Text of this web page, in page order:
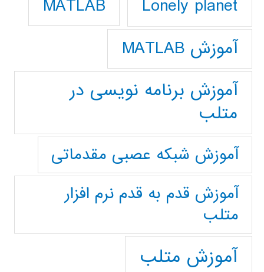
Lonely planet
MATLAB
آموزش MATLAB
آموزش برنامه نویسی در
متلب
آموزش شبکه عصبی مقدماتی
آموزش قدم به قدم نرم افزار
متلب
آموزش متلب